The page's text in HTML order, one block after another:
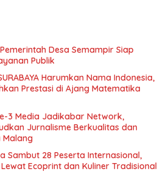
Desa Semampir Siap
Publik
Harumkan Nama Indonesia,
Prestasi di Ajang Matematika
3 Media Jadikabar Network,
Jurnalisme Berkualitas dan
Malang
Sambut 28 Peserta Internasional,
Ecoprint dan Kuliner Tradisional